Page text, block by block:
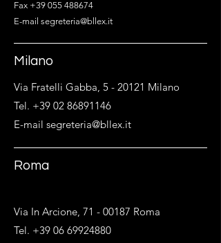
Fax +39 055 488674
E-mail segreteria@bllex.it
Milano
Via Fratelli Gabba, 5 - 20121 Milano
Tel. +39 02 86891146
E-mail segreteria@bllex.it
Roma
Via In Arcione, 71 - 00187 Roma
Tel. +39 06 69924880